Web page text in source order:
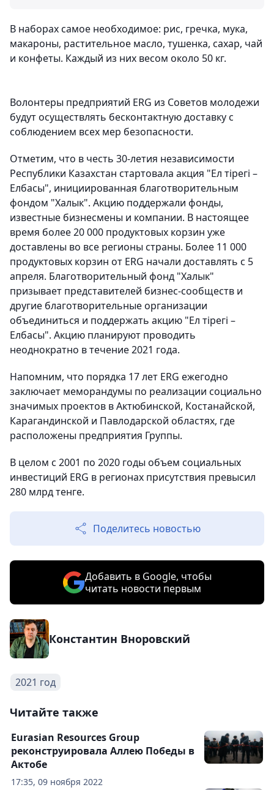
В наборах самое необходимое: рис, гречка, мука,
макароны, растительное масло, тушенка, сахар, чай
и конфеты. Каждый из них весом около 50 кг.
Волонтеры предприятий ERG из Советов молодежи
будут осуществлять бесконтактную доставку с
соблюдением всех мер безопасности.
Отметим, что в честь 30-летия независимости
Республики Казахстан стартовала акция "Ел тірегі –
Елбасы", инициированная благотворительным
фондом "Халык". Акцию поддержали фонды,
известные бизнесмены и компании. В настоящее
время более 20 000 продуктовых корзин уже
доставлены во все регионы страны. Более 11 000
продуктовых корзин от ERG начали доставлять с 5
апреля. Благотворительный фонд "Халык"
призывает представителей бизнес-сообществ и
другие благотворительные организации
объединиться и поддержать акцию "Ел тірегі –
Елбасы". Акцию планируют проводить
неоднократно в течение 2021 года.
Напомним, что порядка 17 лет ERG ежегодно
заключает меморандумы по реализации социально
значимых проектов в Актюбинской, Костанайской,
Карагандинской и Павлодарской областях, где
расположены предприятия Группы.
В целом с 2001 по 2020 годы объем социальных
инвестиций ERG в регионах присутствия превысил
280 млрд тенге.
Поделитесь новостью
Добавить в Google, чтобы
читать новости первым
Константин Вноровский
2021 год
Читайте также
17:35, 09 ноября 2022
Eurasian Resources Group
реконструировала Аллею Победы в
Актобе